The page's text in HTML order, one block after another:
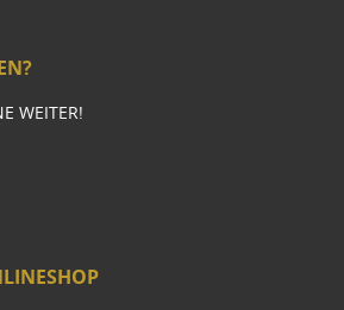
WEITER!